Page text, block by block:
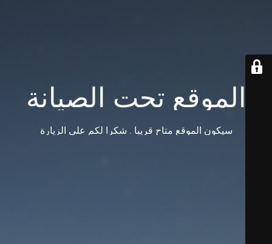
الموقع تحت الصيانة
سيكون الموقع متاح قريبا . شكرا لكم على الزيارة